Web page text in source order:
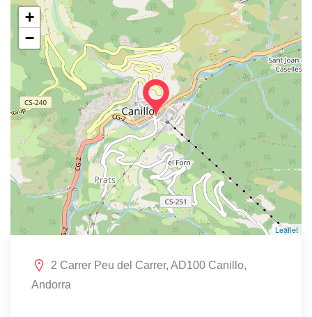
+
−
Leaflet
2 Carrer Peu del Carrer, AD100 Canillo,
Andorra